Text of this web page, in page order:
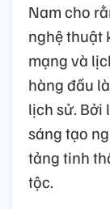
Nam cho
nghệ thuật
mạng và
hàng đầu
lịch sử. Bởi
sáng tạo
tảng tinh
tộc.